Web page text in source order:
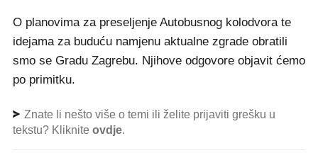
O planovima za preseljenje Autobusnog kolodvora te
idejama za buduću namjenu aktualne zgrade obratili
smo se Gradu Zagrebu. Njihove odgovore objavit ćemo
po primitku.
Znate li nešto više o temi ili želite prijaviti grešku u
tekstu? Kliknite ovdje.